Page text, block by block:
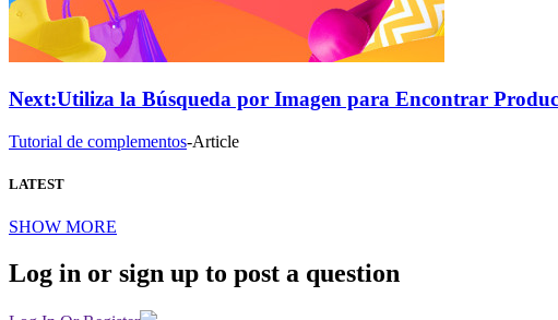
Next:Utiliza la Búsqueda por Imagen para Encontrar
Tutorial de complementos-Article
LATEST
SHOW MORE
Log in or sign up to post a question